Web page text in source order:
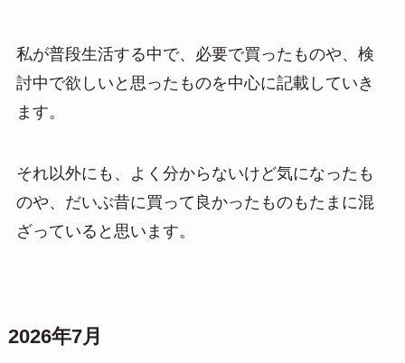
私が普段生活する中で、必要で買ったものや、検
討中で欲しいと思ったものを中心に記載していき
ます。
それ以外にも、よく分からないけど気になったも
のや、だいぶ昔に買って良かったものもたまに混
ざっていると思います。
2026年7月